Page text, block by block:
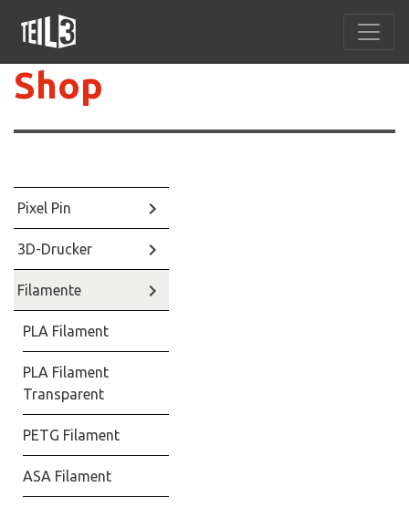
Shop
Pixel Pin keyboard_arrow_right
3D-Drucker keyboard_arrow_right
Filamente keyboard_arrow_right
PLA Filament
PLA Filament
Transparent
PETG Filament
ASA Filament